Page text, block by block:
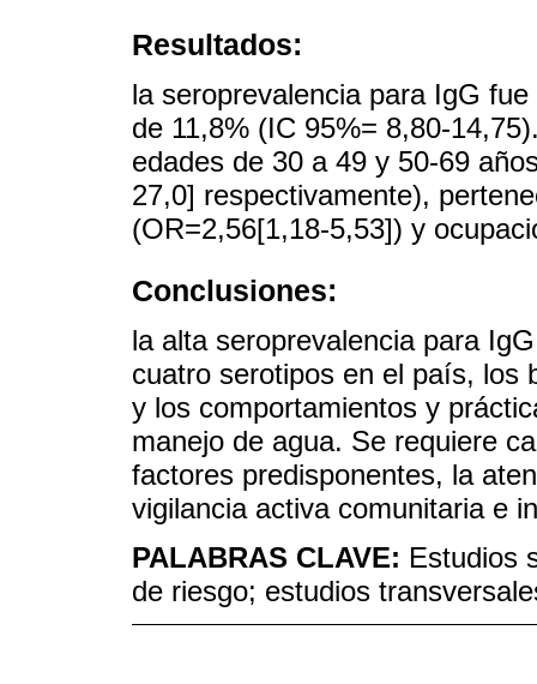
Resultados:
la seroprevalencia para IgG
de 11,8% (IC 95%= 8,80-
edades de 30 a 49 y 50-69
27,0] respectivamente),
(OR=2,56[1,18-5,53]) y
Conclusiones:
la alta seroprevalencia para
cuatro serotipos en el país, los
y los comportamientos y
manejo de agua. Se requiere
factores predisponentes, la
vigilancia activa comunitaria e
PALABRAS CLAVE: Estudios
de riesgo; estudios